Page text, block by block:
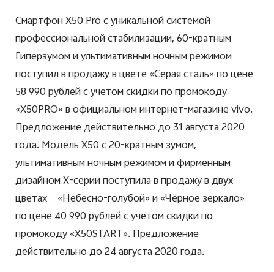
СмартфонX50 Proс уникальной системой
профессиональной стабилизации, 60-кратным
Гиперзумом и ультимативным ночным режимом
поступил в продажу в цвете «Серая сталь» по цене
58 990 рублей с учетом скидки по промокоду
«X50PRO» в официальном интернет-магазине vivo.
Предложение действительно до 31 августа 2020
года. МодельX50 с 20-кратным зумом,
ультимативным ночным режимом и фирменным
дизайном X-серии поступила в продажу в двух
цветах — «Небесно-голубой» и «Чёрное зеркало» —
по цене 40 990 рублей с учетом скидки по
промокоду «X50START». Предложение
действительно до 24 августа 2020 года.